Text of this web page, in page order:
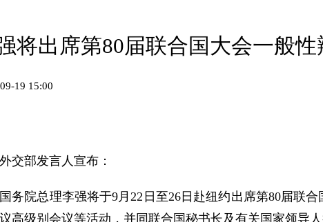
将出席第80届联合国大会一般
19 15:00
外交部发言人宣布：
国务院总理李强将于9月22日至26日赴纽约出席第80届联
高级别会议等活动，并同联合国秘书长及有关国家领导人